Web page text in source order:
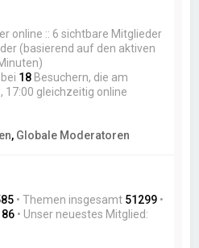
online :: 6 sichtbare Mitglieder
(basierend auf den aktiven
18 Besuchern, die am
17:00 gleichzeitig online
, Globale Moderatoren
• Themen insgesamt 51299 •
• Unser neuestes Mitglied: